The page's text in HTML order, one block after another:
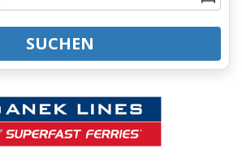
SUCHEN